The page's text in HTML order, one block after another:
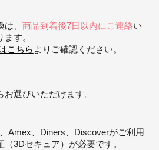
、 商品到着後7日以内にご連絡い
す。
こちら よりご確認ください。
選びいただけます。
Amex、Diners、Discoverがご利用
3Dセキュア）が必要です。